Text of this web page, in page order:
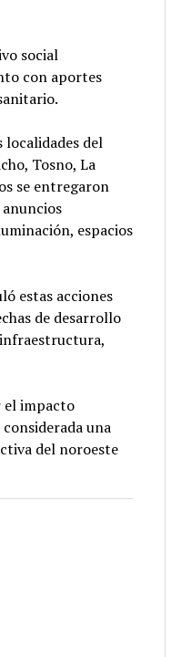
social
con aportes
del
Tosno, La
se entregaron
espacios
estas acciones
de desarrollo
el impacto
una
del noroeste